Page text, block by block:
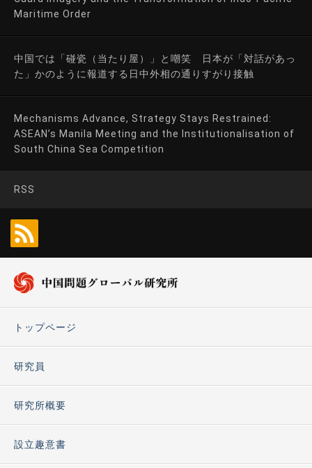
Maritime Order
中国では「碰瓷（当たり屋）」と嘲笑 日本が「対話があっ
た」かのように報道する日中外相の通りすがり接触
Mechanisms Advance, Strategy Stays Restrained:
ASEAN’s Manila Meeting and the Institutionalisation of
South China Sea Competition
RSS
トップページ
研究員
研究所概要
設立趣意書